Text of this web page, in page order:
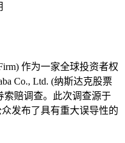
作为一家全球投资者权
Co., Ltd. (纳斯达克股票
索赔调查。此次调查源于
发布了具有重大误导性的